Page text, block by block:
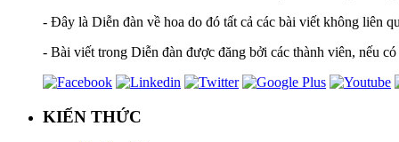
- Đây là Diễn đàn về hoa do đó tất cả các bài viết không liên
- Bài viết trong Diễn đàn được đăng bởi các thành viên, nếu
KIẾN THỨC